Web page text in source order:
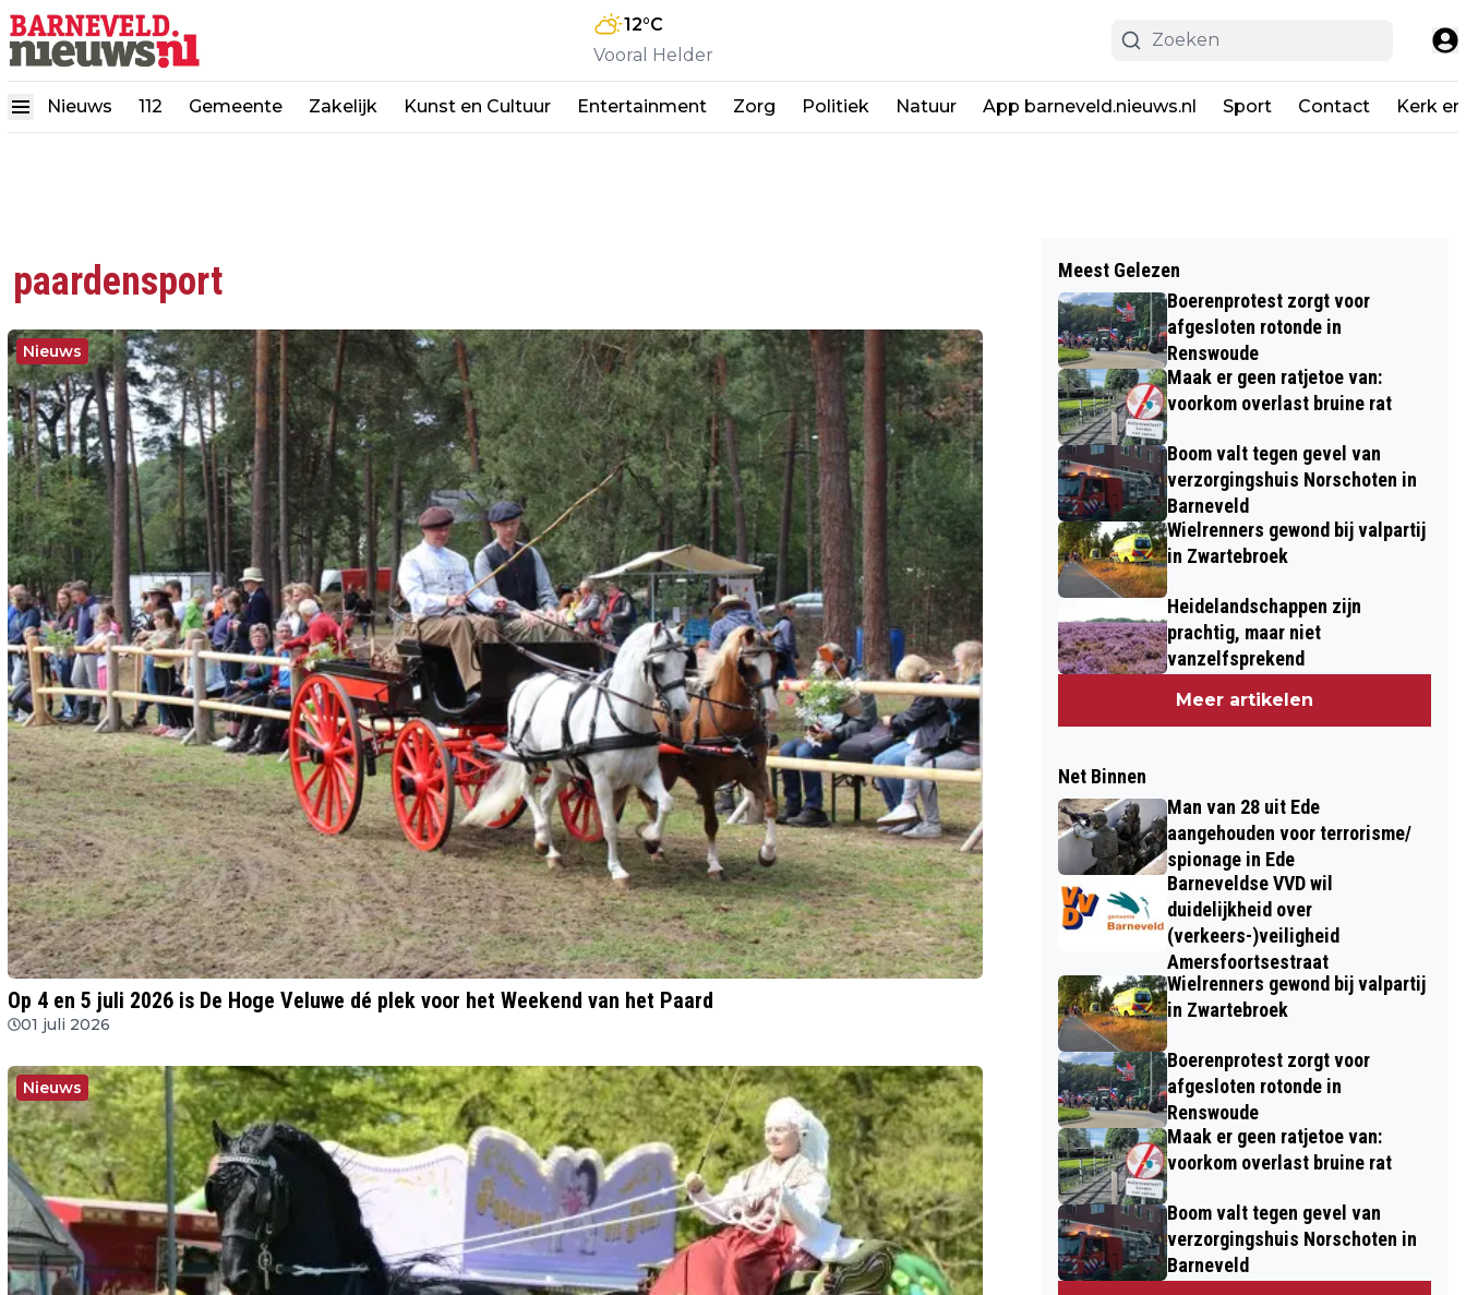
12°C
Vooral Helder
Nieuws 112 Gemeente Zakelijk Kunst en Cultuur Entertainment Zorg Politiek Natuur App barneveld.nieuws.nl Sport Contact Kerk
paardensport
Nieuws
Op 4 en 5 juli 2026 is De Hoge Veluwe dé plek voor het Weekend van het Paard
01 juli 2026
Nieuws
Meest Gelezen
Boerenprotest zorgt voor
afgesloten rotonde in
Renswoude
Maak er geen ratjetoe van:
voorkom overlast bruine rat
Boom valt tegen gevel van
verzorgingshuis Norschoten in
Barneveld
Wielrenners gewond bij valpartij
in Zwartebroek
Heidelandschappen zijn
prachtig, maar niet
vanzelfsprekend
Meer artikelen
Net Binnen
Man van 28 uit Ede
aangehouden voor terrorisme/
spionage in Ede
Barneveldse VVD wil
duidelijkheid over
(verkeers-)veiligheid
Amersfoortsestraat
Wielrenners gewond bij valpartij
in Zwartebroek
Boerenprotest zorgt voor
afgesloten rotonde in
Renswoude
Maak er geen ratjetoe van:
voorkom overlast bruine rat
Boom valt tegen gevel van
verzorgingshuis Norschoten in
Barneveld